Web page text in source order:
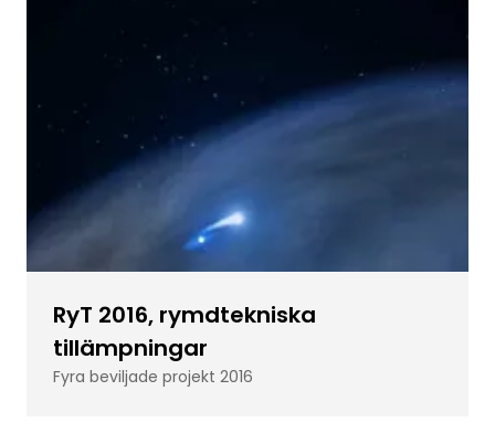
RyT 2016, rymdtekniska
tillämpningar
Fyra beviljade projekt 2016